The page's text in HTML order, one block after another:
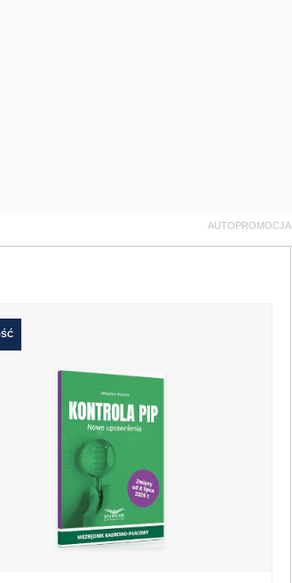
AUTOPROMOCJA